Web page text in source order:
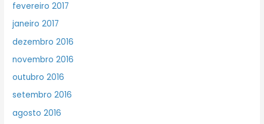
fevereiro 2017
janeiro 2017
dezembro 2016
novembro 2016
outubro 2016
setembro 2016
agosto 2016